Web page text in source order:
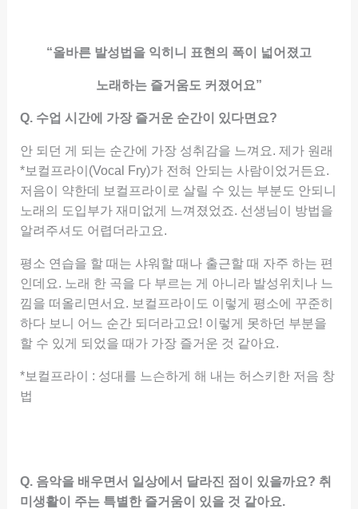
“올바른 발성법을 익히니 표현의 폭이 넓어졌고
노래하는 즐거움도 커졌어요”
Q. 수업 시간에 가장 즐거운 순간이 있다면요?
안 되던 게 되는 순간에 가장 성취감을 느껴요. 제가 원래
*보컬프라이(Vocal Fry)가 전혀 안되는 사람이었거든요.
저음이 약한데 보컬프라이로 살릴 수 있는 부분도 안되니
노래의 도입부가 재미없게 느껴졌었죠. 선생님이 방법을
알려주셔도 어렵더라고요.
평소 연습을 할 때는 샤워할 때나 출근할 때 자주 하는 편
인데요. 노래 한 곡을 다 부르는 게 아니라 발성위치나 느
낌을 떠올리면서요. 보컬프라이도 이렇게 평소에 꾸준히
하다 보니 어느 순간 되더라고요! 이렇게 못하던 부분을
할 수 있게 되었을 때가 가장 즐거운 것 같아요.
*보컬프라이 : 성대를 느슨하게 해 내는 허스키한 저음 창
법
Q. 음악을 배우면서 일상에서 달라진 점이 있을까요? 취
미생활이 주는 특별한 즐거움이 있을 것 같아요.